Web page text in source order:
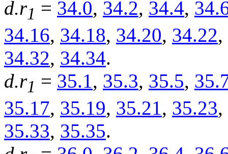
d.r1 = 34.0, 34.2, 34.4,
34.16, 34.18, 34.20, 34.22,
34.32, 34.34.
d.r1 = 35.1, 35.3, 35.5,
35.17, 35.19, 35.21, 35.23,
35.33, 35.35.